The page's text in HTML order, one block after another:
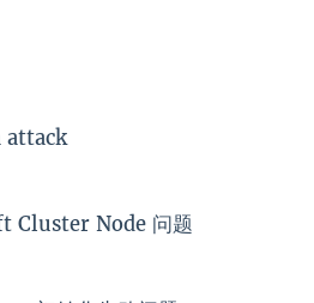
attack
Cluster Node 问题